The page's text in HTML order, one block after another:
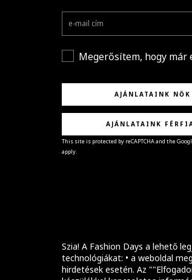
Szia! A Fashion Days a lehető
technológiákat: • a weboldal
hirdetések esetén. Az
Megerősítem, hogy már
AJÁNLATAINK NŐK
AJÁNLATAINK
This site is protected by reCAPTCHA and the
apply.